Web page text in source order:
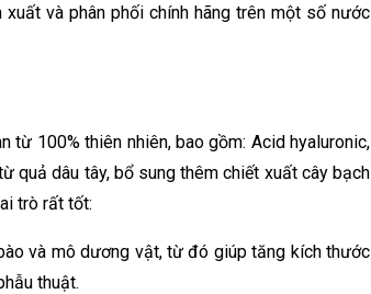
và phân phối chính hãng trên một số nước
từ 100% thiên nhiên, bao gồm: Acid hyaluronic,
quả dâu tây, bổ sung thêm chiết xuất cây bạch
trò rất tốt:
và mô dương vật, từ đó giúp tăng kích thước
thuật.